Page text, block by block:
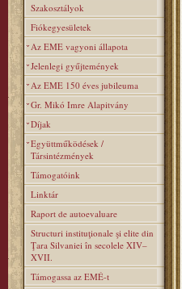
Szakosztályok
Fiókegyesületek
Az EME vagyoni állapota
Jelenlegi gyűjtemények
Az EME 150 éves jubileuma
Gr. Mikó Imre Alapitvány
Díjak
Együttműködések /
Társintézmények
Támogatóink
Linktár
Raport de autoevaluare
Structuri instituţionale şi elite din
Ţara Silvaniei în secolele XIV–
XVII.
Támogassa az EMÉ-t